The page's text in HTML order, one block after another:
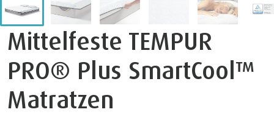
Mittelfeste TEMPUR
PRO® Plus SmartCool™
Matratzen